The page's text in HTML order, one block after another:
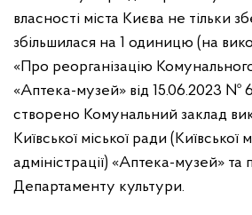
власності міста Києва не тільки
збільшилася на 1 одиницю (на
«Про реорганізацію
«Аптека-музей» від 15.06.2023 №
створено Комунальний заклад
Київської міської ради (Київської
адміністрації) «Аптека-музей» та
Департаменту культури.